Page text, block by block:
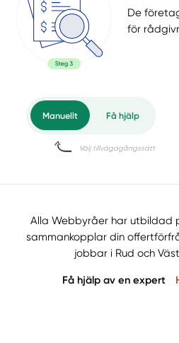
De
för
Alla Webbyråer har utbildad
sammankopplar din
jobbar i Rud och
Få hjälp av en expert